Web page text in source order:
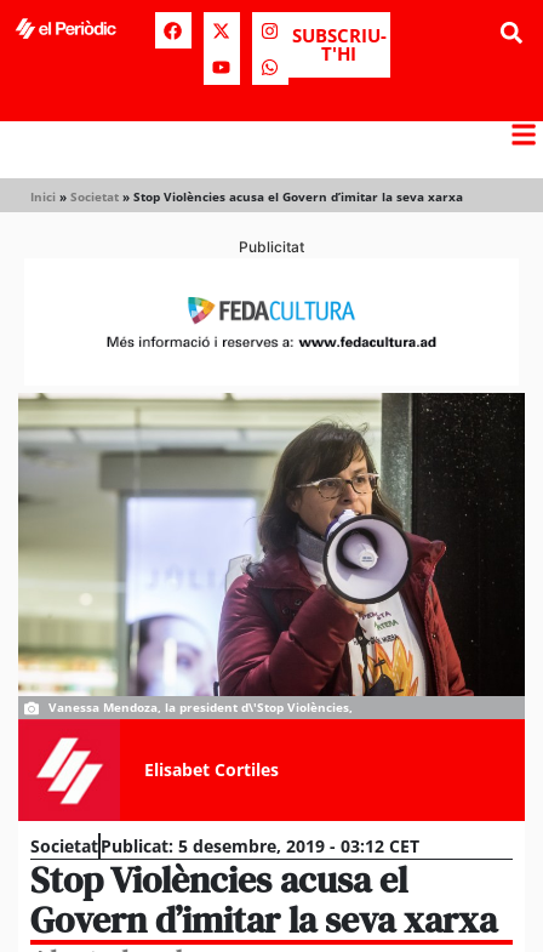
SUBSCRIU-
T'HI
Inici » Societat » Stop Violències acusa el Govern d’imitar la seva xarxa
Publicitat
Vanessa Mendoza, la president d\'Stop Violències,
Elisabet Cortiles
SocietatPublicat: 5 desembre, 2019 - 03:12 CET
Stop Violències acusa el
Govern d’imitar la seva xarxa